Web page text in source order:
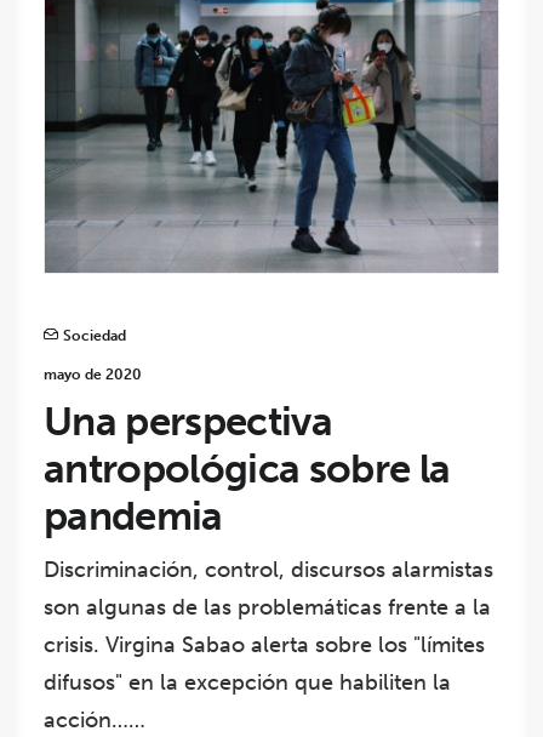
Sociedad
mayo de 2020
Una perspectiva
antropológica sobre la
pandemia
Discriminación, control, discursos alarmistas
son algunas de las problemáticas frente a la
crisis. Virgina Sabao alerta sobre los "límites
difusos" en la excepción que habiliten la
acción……